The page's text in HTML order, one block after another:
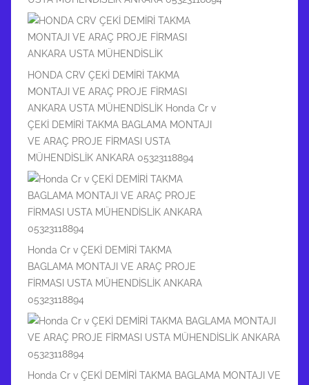
HONDA CRV ÇEKİ DEMİRİ TAKMA
MONTAJI VE ARAÇ PROJE FİRMASI
ANKARA USTA MÜHENDİSLİK Honda Cr v
ÇEKİ DEMİRİ TAKMA BAGLAMA MONTAJI
VE ARAÇ PROJE FİRMASI USTA
MÜHENDİSLİK ANKARA 05323118894
Honda Cr v ÇEKİ DEMİRİ TAKMA
BAGLAMA MONTAJI VE ARAÇ PROJE
FİRMASI USTA MÜHENDİSLİK ANKARA
05323118894
Honda Cr v ÇEKİ DEMİRİ TAKMA BAGLAMA MONTAJI VE